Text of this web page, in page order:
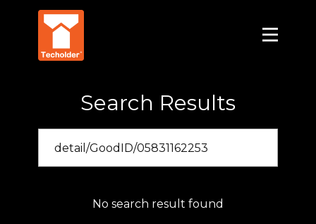
Search Results
No search result found